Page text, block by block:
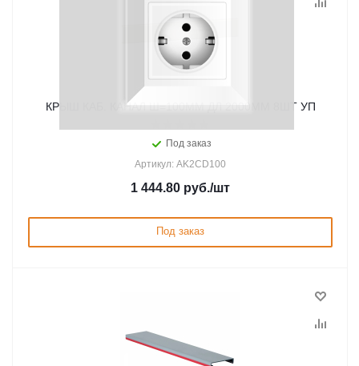
КРЫШ КАБ. КАНАЛ Ш=100ММ ДЛ 2000ММ 8ШТ УП
Под заказ
Артикул: AK2CD100
1 444.80 руб./шт
Под заказ